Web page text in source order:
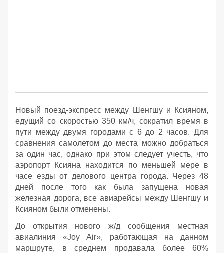
Новый поезд-экспресс между Шенгшу и Ксияном,
едущий со скоростью 350 км/ч, сократил время в
пути между двумя городами с 6 до 2 часов. Для
сравнения самолетом до места можно добраться
за один час, однако при этом следует учесть, что
аэропорт Ксияна находится по меньшей мере в
часе езды от делового центра города. Через 48
дней после того как была запущена новая
железная дорога, все авиарейсы между Шенгшу и
Ксияном были отменены.
До открытия нового ж/д сообщения местная
авиалиния «Joy Air», работающая на данном
маршруте, в среднем продавала более 60%